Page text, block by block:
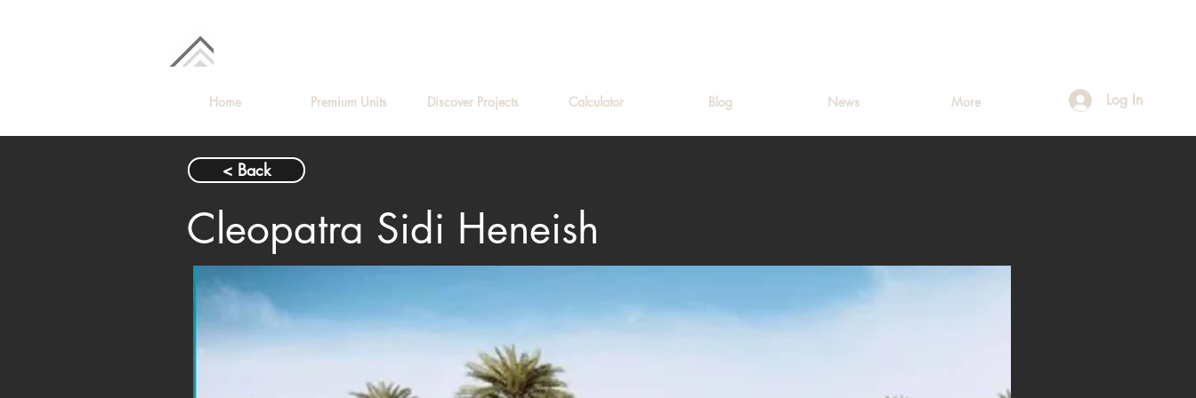
Home Premium Units Discover Projects Calculator Blog News More Log In
< Back
Cleopatra Sidi Heneish